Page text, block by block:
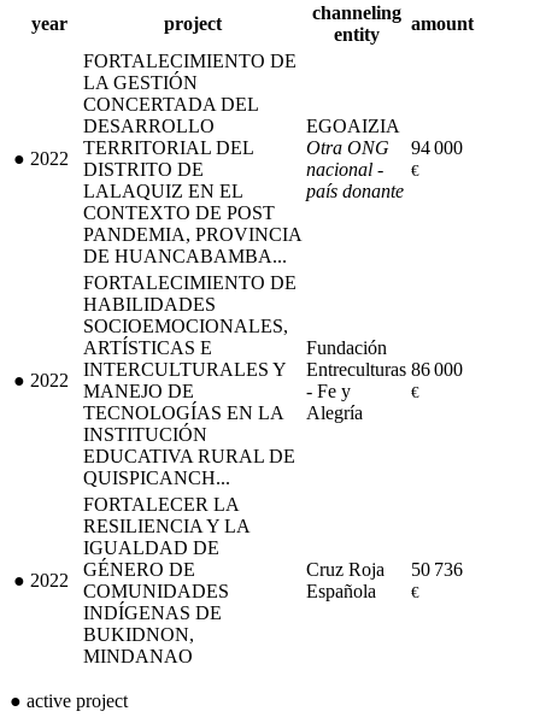
year project
channeling
entity
amount
● 2022
FORTALECIMIENTO DE
LA GESTIÓN
CONCERTADA DEL
DESARROLLO
TERRITORIAL DEL
DISTRITO DE
LALAQUIZ EN EL
CONTEXTO DE POST
PANDEMIA, PROVINCIA
DE HUANCABAMBA...
EGOAIZIA
Otra ONG
nacional -
país donante
94 000
€
● 2022
FORTALECIMIENTO DE
HABILIDADES
SOCIOEMOCIONALES,
ARTÍSTICAS E
INTERCULTURALES Y
MANEJO DE
TECNOLOGÍAS EN LA
INSTITUCIÓN
EDUCATIVA RURAL DE
QUISPICANCH...
Fundación
Entreculturas
- Fe y
Alegría
86 000
€
● 2022
FORTALECER LA
RESILIENCIA Y LA
IGUALDAD DE
GÉNERO DE
COMUNIDADES
INDÍGENAS DE
BUKIDNON,
MINDANAO
Cruz Roja
Española
50 736
€
● active project